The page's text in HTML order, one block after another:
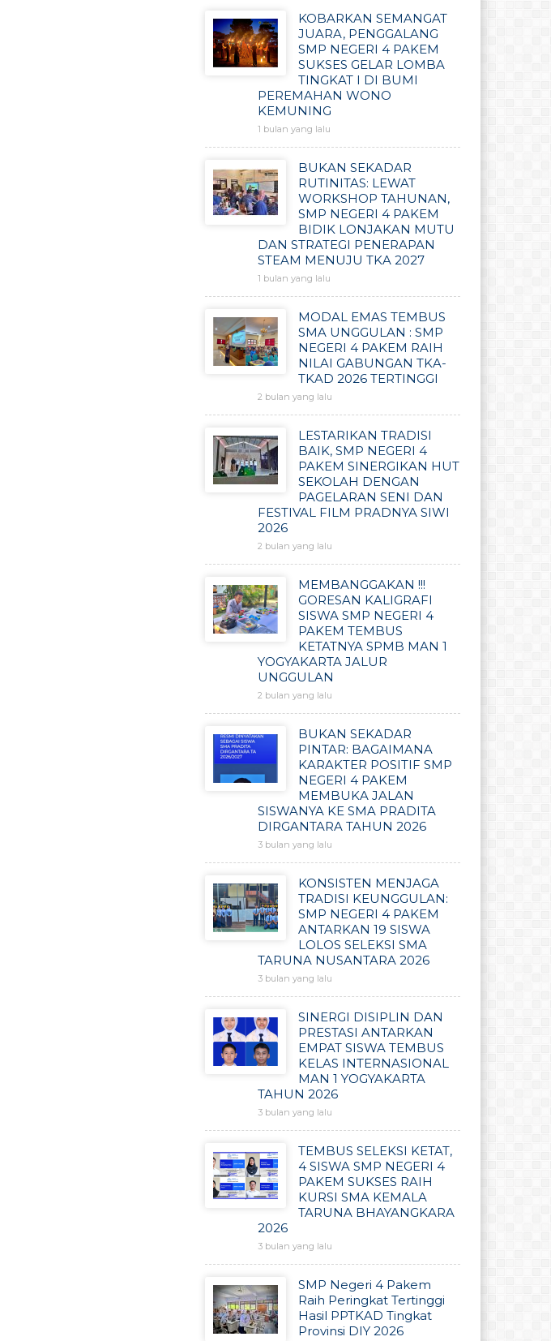
KOBARKAN SEMANGAT
JUARA, PENGGALANG
SMP NEGERI 4 PAKEM
SUKSES GELAR LOMBA
TINGKAT I DI BUMI
PEREMAHAN WONO
KEMUNING
1 bulan yang lalu
BUKAN SEKADAR
RUTINITAS: LEWAT
WORKSHOP TAHUNAN,
SMP NEGERI 4 PAKEM
BIDIK LONJAKAN MUTU
DAN STRATEGI PENERAPAN
STEAM MENUJU TKA 2027
1 bulan yang lalu
MODAL EMAS TEMBUS
SMA UNGGULAN : SMP
NEGERI 4 PAKEM RAIH
NILAI GABUNGAN TKA-
TKAD 2026 TERTINGGI
2 bulan yang lalu
LESTARIKAN TRADISI
BAIK, SMP NEGERI 4
PAKEM SINERGIKAN HUT
SEKOLAH DENGAN
PAGELARAN SENI DAN
FESTIVAL FILM PRADNYA SIWI
2026
2 bulan yang lalu
MEMBANGGAKAN !!!
GORESAN KALIGRAFI
SISWA SMP NEGERI 4
PAKEM TEMBUS
KETATNYA SPMB MAN 1
YOGYAKARTA JALUR
UNGGULAN
2 bulan yang lalu
BUKAN SEKADAR
PINTAR: BAGAIMANA
KARAKTER POSITIF SMP
NEGERI 4 PAKEM
MEMBUKA JALAN
SISWANYA KE SMA PRADITA
DIRGANTARA TAHUN 2026
3 bulan yang lalu
KONSISTEN MENJAGA
TRADISI KEUNGGULAN:
SMP NEGERI 4 PAKEM
ANTARKAN 19 SISWA
LOLOS SELEKSI SMA
TARUNA NUSANTARA 2026
3 bulan yang lalu
SINERGI DISIPLIN DAN
PRESTASI ANTARKAN
EMPAT SISWA TEMBUS
KELAS INTERNASIONAL
MAN 1 YOGYAKARTA
TAHUN 2026
3 bulan yang lalu
TEMBUS SELEKSI KETAT,
4 SISWA SMP NEGERI 4
PAKEM SUKSES RAIH
KURSI SMA KEMALA
TARUNA BHAYANGKARA
2026
3 bulan yang lalu
SMP Negeri 4 Pakem
Raih Peringkat Tertinggi
Hasil PPTKAD Tingkat
Provinsi DIY 2026